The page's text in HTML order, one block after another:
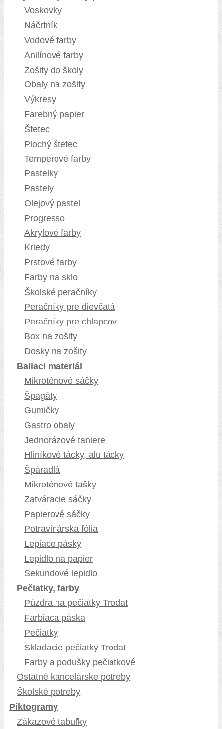
Voskovky
Náčrtník
Vodové farby
Anilínové farby
Zošity do školy
Obaly na zošity
Výkresy
Farebný papier
Štetec
Plochý štetec
Temperové farby
Pastelky
Pastely
Olejový pastel
Progresso
Akrylové farby
Kriedy
Prstové farby
Farby na sklo
Školské peračníky
Peračníky pre dievčatá
Peračníky pre chlapcov
Box na zošity
Dosky na zošity
Baliaci materiál
Mikroténové sáčky
Špagáty
Gumičky
Gastro obaly
Jednorázové taniere
Hliníkové tácky, alu tácky
Špáradlá
Mikroténové tašky
Zatváracie sáčky
Papierové sáčky
Potravinárska fólia
Lepiace pásky
Lepidlo na papier
Sekundové lepidlo
Pečiatky, farby
Púzdra na pečiatky Trodat
Farbiaca páska
Pečiatky
Skladacie pečiatky Trodat
Farby a podušky pečiatkové
Ostatné kancelárske potreby
Školské potreby
Piktogramy
Zákazové tabuľky